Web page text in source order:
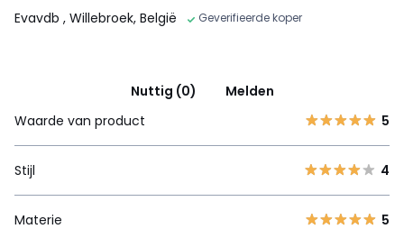
Evavdb , Willebroek, België Geverifieerde koper
Nuttig (0)
Melden
Waarde van product
5
Stijl 4
Materie 5